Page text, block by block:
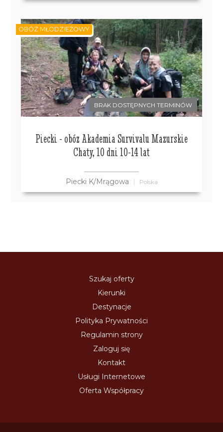
BRAK DOSTĘPNYCH TERMINÓW
Piecki - obóz Akademia Survivalu Mazurskie
Chaty, 10 dni 10-14 lat
Piecki K/Mrągowa Polska
OBÓZ MŁODZIEŻOWY
Szukaj oferty
Kierunki
Destynacje
Polityka Prywatności
Regulamin strony
Zaloguj się
Kontakt
Usługi Internetowe
Oferta Współpracy